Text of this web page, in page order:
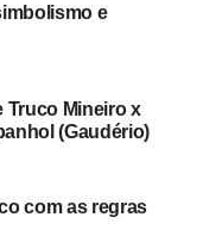
e
Truco Mineiro x
(Gaudério)
com as regras